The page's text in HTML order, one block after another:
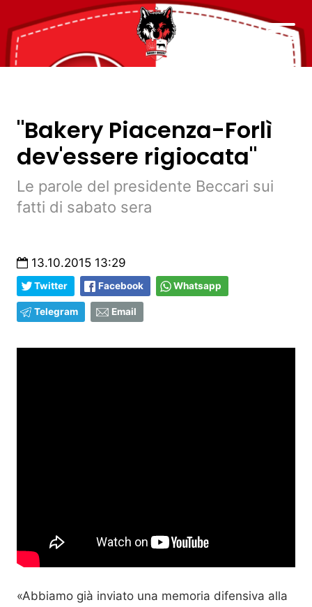
"Bakery Piacenza-Forlì
dev'essere rigiocata"
Le parole del presidente Beccari sui
fatti di sabato sera
13.10.2015 13:29
Twitter Facebook Whatsapp
Telegram Email
«Abbiamo già inviato una memoria difensiva alla